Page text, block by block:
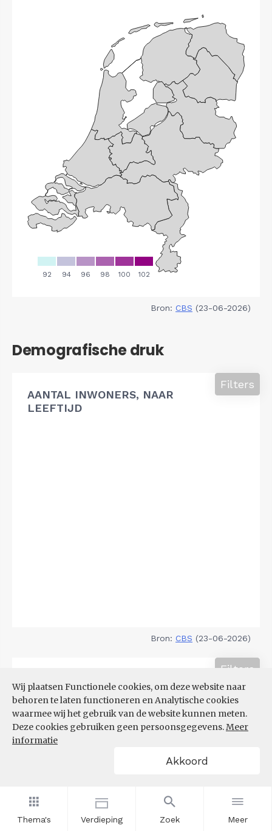
Thema's Verdieping Zoek Meer
Wij plaatsen Functionele cookies, om deze website naar
behoren te laten functioneren en Analytische cookies
waarmee wij het gebruik van de website kunnen meten.
Deze cookies gebruiken geen persoonsgegevens.Meer
informatie
Akkoord
Bron: CBS (23-06-2026)
Demografische druk
AANTAL INWONERS, NAAR
LEEFTIJD
Filters
Bron: CBS (23-06-2026)
Filters